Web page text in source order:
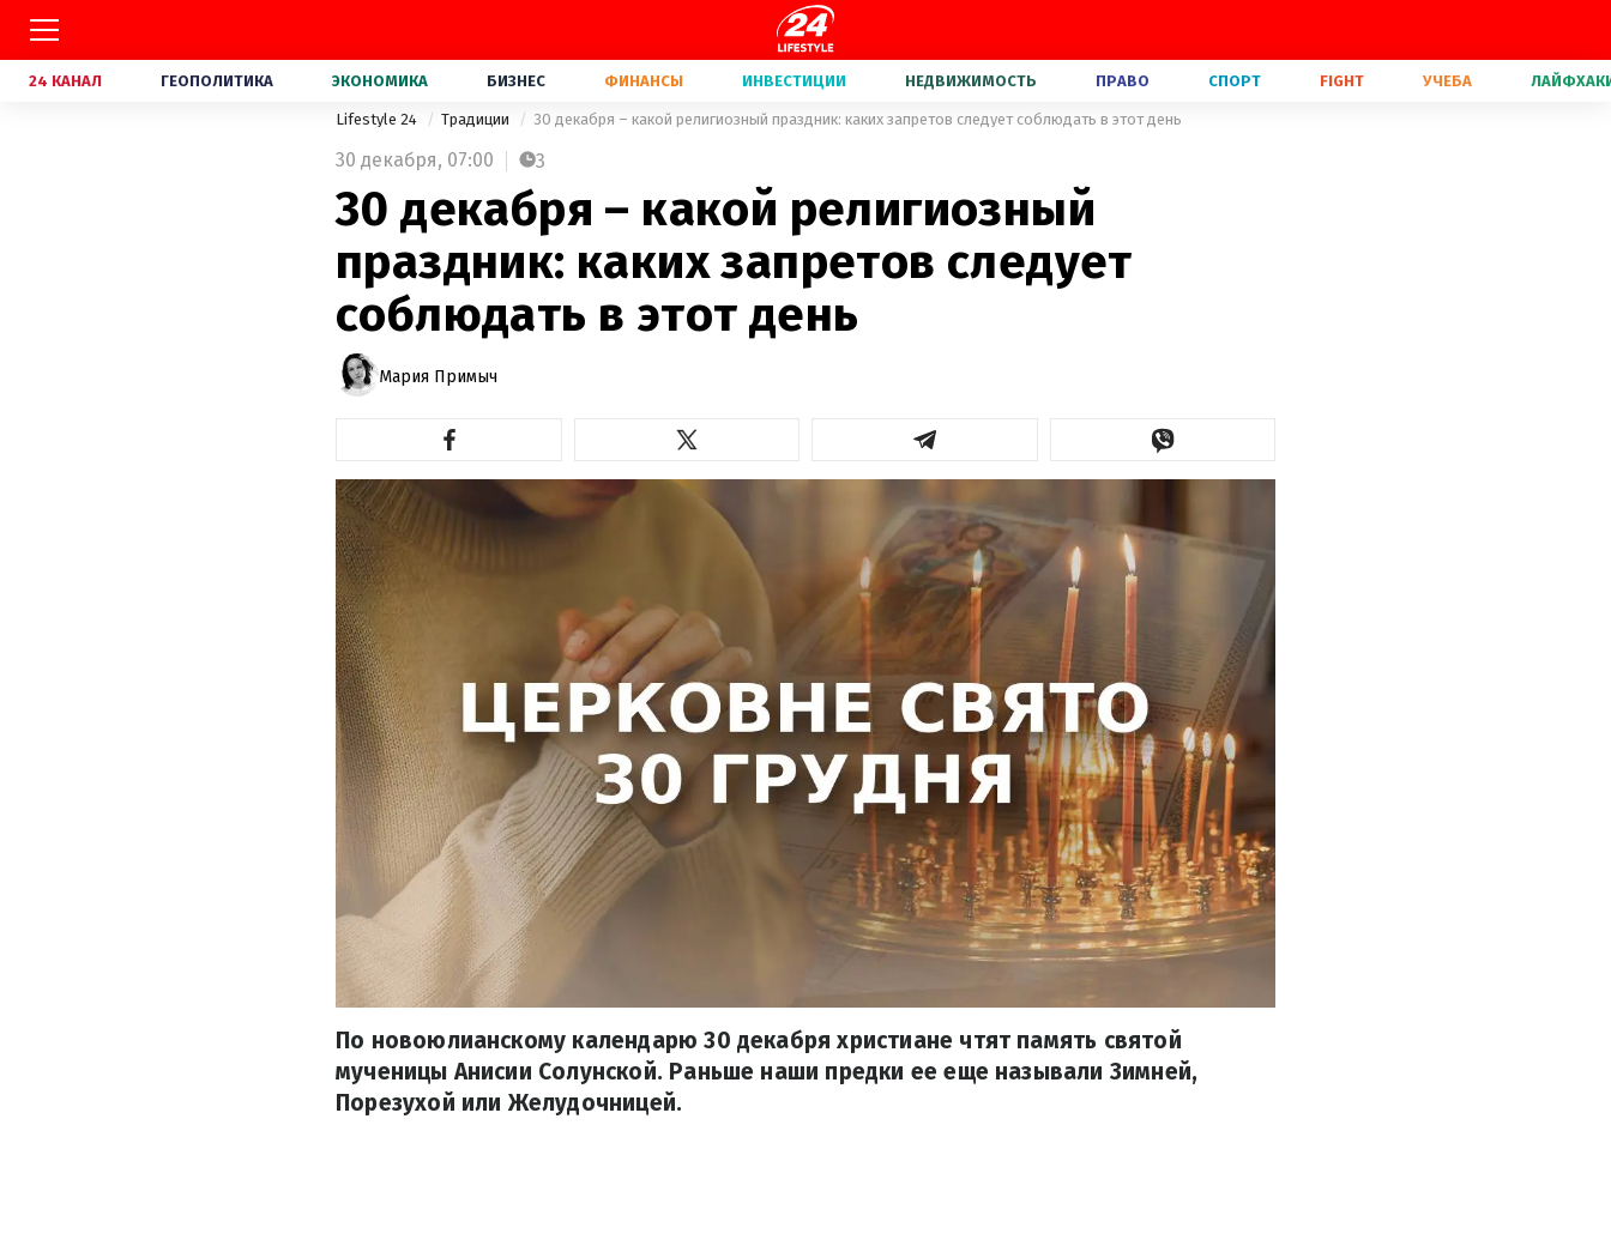
24 КАНАЛ ГЕОПОЛИТИКА ЭКОНОМИКА БИЗНЕС ФИНАНСЫ ИНВЕСТИЦИИ НЕДВИЖИМОСТЬ ПРАВО СПОРТ FIGHT УЧЕБА
Lifestyle 24 Традиции 30 декабря – какой религиозный праздник: каких запретов следует соблюдать в этот день
30 декабря, 07:00 3
30 декабря – какой религиозный
праздник: каких запретов следует
соблюдать в этот день
Мария Примыч
По новоюлианскому календарю 30 декабря христиане чтят память святой
мученицы Анисии Солунской. Раньше наши предки ее еще называли Зимней,
Порезухой или Желудочницей.